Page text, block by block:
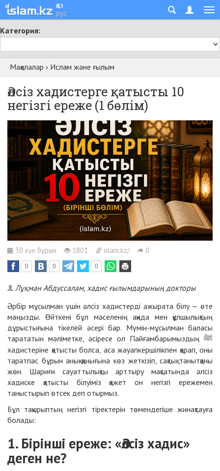
қаз
рус
Категория:
Мақалалар › Ислам және ғылым
Әлсіз хадистерге қатысты 10
негізгі ереже (1 бөлім)
30 күн бұрын 1801 islam.kz/ 0
0 0 0
Лұқман Абдуссалам, хадис ғылымдарының докторы
Әрбір мұсылман үшін әлсіз хадистерді ажырата білу — өте
маңызды. Өйткені бұл мәселенің ақида мен құлшылықтың
дұрыстығына тікелей әсері бар. Мүмін-мұсылман баласы
тарататын мәліметке, әсіресе ол Пайғамбарымыздың ﷺ
хадистеріне қатысты болса, аса жауапкершілікпен қарап, оны
таратпас бұрын анық-қанығына көз жеткізіп, сақтық танытқаны
жөн. Шариғи сауаттылықты арттыру мақсатында әлсіз
хадиске қатысты білуіміз қажет он негізгі ережемен
таныстырып өтсек деп отырмыз.
Бұл тақырыптың негізгі тіректерін төмендегіше жинақтауға
болады:
1. Бірінші ереже: «Әлсіз хадис»
деген не?